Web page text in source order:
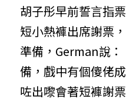
胡子彤早前誓言指
短小熱褲出席謝票
準備，German說
備，戲中有個傻佬
咗出嚟會著短褲謝